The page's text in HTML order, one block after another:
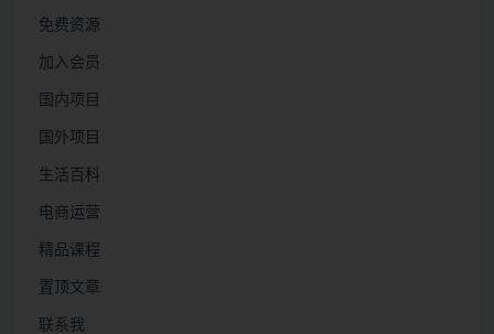
免费资源
加入会员
国内项目
国外项目
生活百科
电商运营
精品课程
置顶文章
联系我